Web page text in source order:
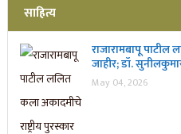
साहित्य
राजारामबापू पाटील
जाहीर; डॉ.
May 04, 2026